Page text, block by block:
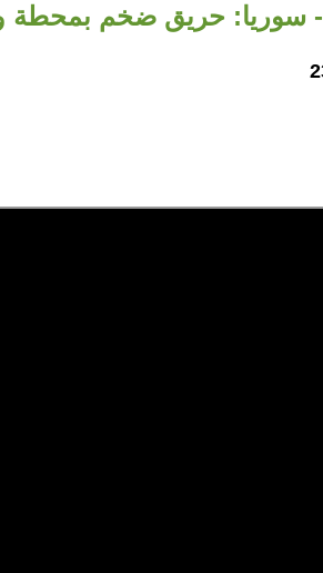
- سوريا: حريق ضخم بمحطة